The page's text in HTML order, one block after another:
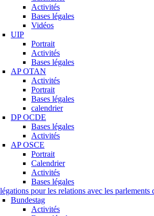
Activités
Bases légales
Vidéos
UIP
Portrait
Activités
Bases légales
AP OTAN
Activités
Portrait
Bases légales
calendrier
DP OCDE
Bases légales
Activités
AP OSCE
Portrait
Calendrier
Activités
Bases légales
pour les relations avec les parlements
Bundestag
Activités